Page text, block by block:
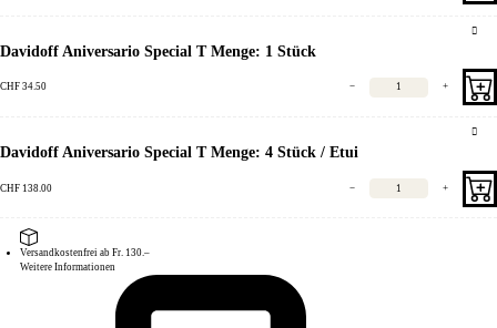
Davidoff Aniversario Special T Menge: 1 Stück
CHF 34.50 − +
Davidoff Aniversario Special T Menge: 4 Stück / Etui
CHF 138.00 − +
Versandkostenfrei ab Fr. 130.–
Weitere Informationen